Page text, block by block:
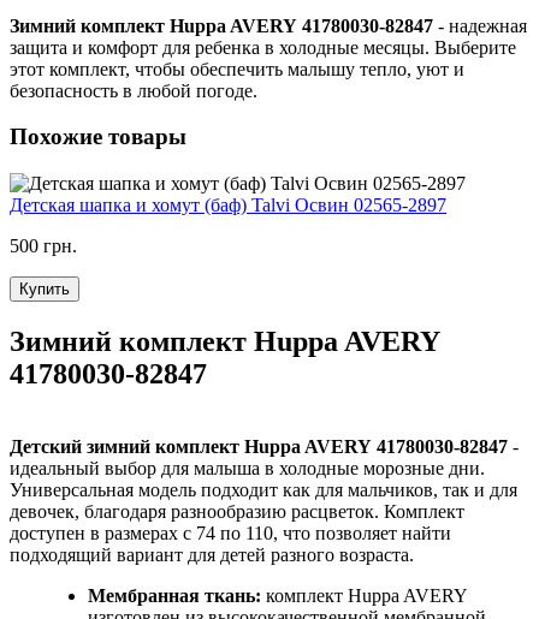
Зимний комплект Huppa AVERY 41780030-82847 - надежная
защита и комфорт для ребенка в холодные месяцы. Выберите
этот комплект, чтобы обеспечить малышу тепло, уют и
безопасность в любой погоде.
Похожие товары
Детская шапка и хомут (баф) Talvi Освин 02565-2897
500 грн.
Купить
Зимний комплект Huppa AVERY
41780030-82847
Детский зимний комплект Huppa AVERY 41780030-82847 -
идеальный выбор для малыша в холодные морозные дни.
Универсальная модель подходит как для мальчиков, так и для
девочек, благодаря разнообразию расцветок. Комплект
доступен в размерах с 74 по 110, что позволяет найти
подходящий вариант для детей разного возраста.
Мембранная ткань: комплект Huppa AVERY